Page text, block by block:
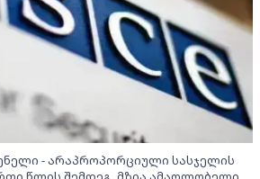
- არაპროპორციული სასჯელის